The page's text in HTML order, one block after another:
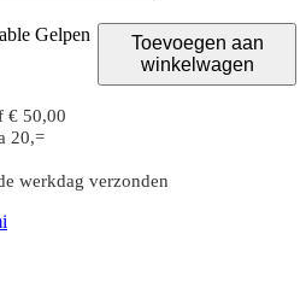
Gelpen
Toevoegen aan
winkelwagen
€ 50,00
20,=
werkdag verzonden